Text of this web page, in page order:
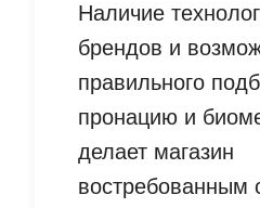
Наличие
брендов и
правильного
пронацию и
делает магазин
востребованным